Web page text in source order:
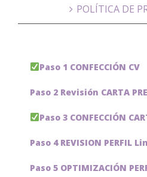
POLÍTICA DE
Paso 1 CONFECCIÓN CV
Paso 2 Revisión CARTA
Paso 3 CONFECCIÓN
Paso 4 REVISION PERFIL
Paso 5 OPTIMIZACIÓN